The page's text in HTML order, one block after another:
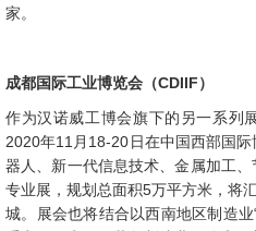
家。
成都国际工业博览会（CDIIF ）
作为汉诺威工博会旗下的另一系列
2020年11 月 18-20 日在中国西部国
器人、新一代信息技术、金属加工
专业展，规划总面积5万平方米，将
城。展会也将结合以西南地区制造业